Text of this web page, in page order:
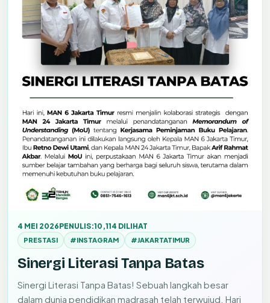
4 MEI 2026PENULIS:10,114 DILIHAT
PRESTASI #INSTAGRAM #JAKARTATIMUR
Sinergi Literasi Tanpa Batas
Sinergi Literasi Tanpa Batas! Sebuah langkah besar
dalam dunia pendidikan madrasah telah terwujud. Hari